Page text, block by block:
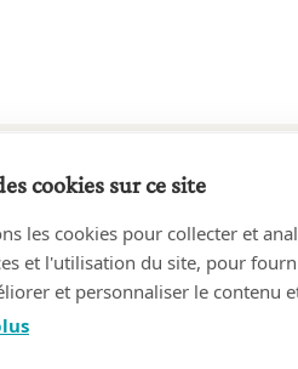
au 25/07/1990
André(1000 Bruxelles)
cookies sur ce site
les cookies pour collecter et
et l'utilisation du site, pour
et personnaliser le contenu